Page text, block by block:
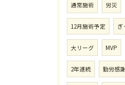
通常施術 労災
12月施術予定 ぎ
大リーグ MVP
2年連続 勤労感